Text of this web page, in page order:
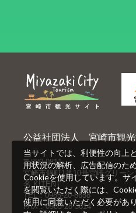
公益社団法人 宮崎市観光
〒880-0811
宮崎市錦町1番10号宮崎グリー
名 KITEN）
TEL：0985-20-8658
FAX：0985-28-3614
当サイトでは、利便性の向上
用状況の解析、広告配信のた
Cookieを使用しています。サ
を閲覧いただく際には、
使用に同意いただく必要があ